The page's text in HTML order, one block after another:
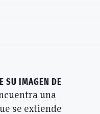
su imagen de
una
se extiende